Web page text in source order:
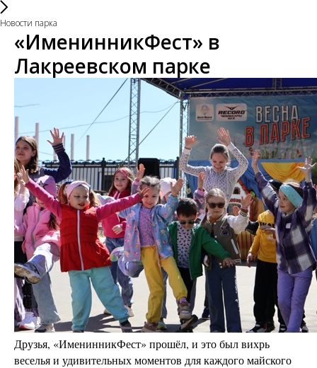
Новости парка
«ИменинникФест» в
Лакреевском парке
Друзья, «ИменинникФест» прошёл, и это был вихрь
веселья и удивительных моментов для каждого майского